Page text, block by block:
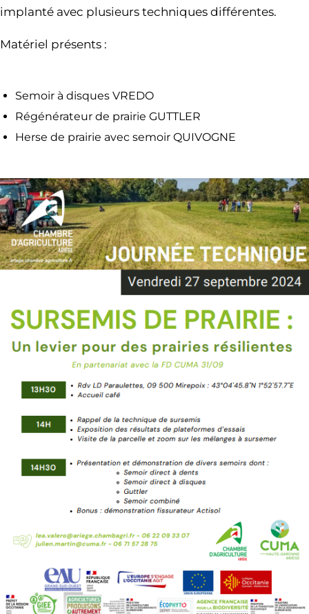
implanté avec plusieurs techniques différentes.
Matériel présents :
Semoir à disques VREDO
Régénérateur de prairie GUTTLER
Herse de prairie avec semoir QUIVOGNE